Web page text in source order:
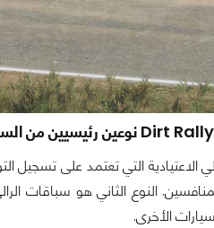
الاعتيادية التي تعتمد على
الأخرى.